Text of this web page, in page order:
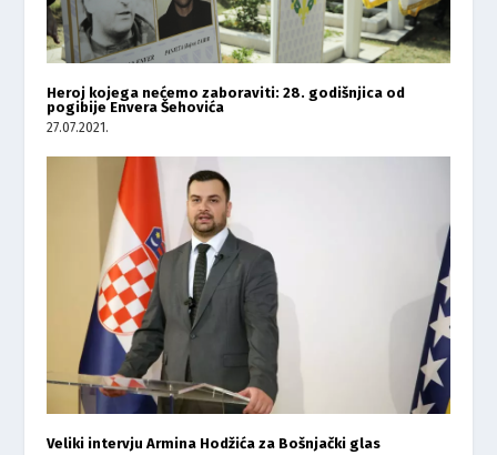
Heroj kojega nećemo zaboraviti: 28. godišnjica od
pogibije Envera Šehovića
27.07.2021.
Veliki intervju Armina Hodžića za Bošnjački glas